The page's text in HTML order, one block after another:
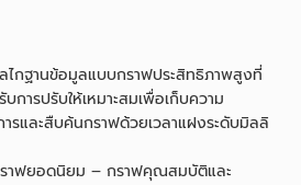
ไกฐานข้อมูลแบบกราฟประสิทธิภาพสูงที่
การปรับให้เหมาะสมเพื่อเก็บความ
และสืบค้นกราฟด้วยเวลาแฝงระดับมิลลิ
าฟยอดนิยม – กราฟคุณสมบัติและ